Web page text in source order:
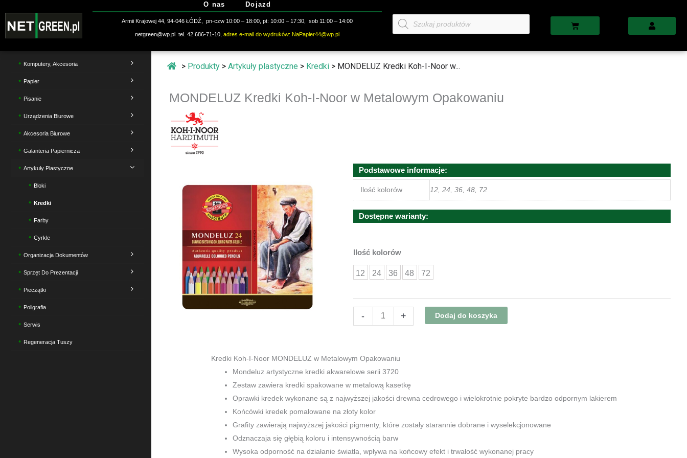
do
treści
O nas Dojazd
Armii Krajowej 44, 94-046 ŁÓDŹ, pn-czw 10:00 – 18:00, pt: 10:00 – 17:30, sob 11:00 – 14:00
netgreen@wp.pl tel. 42 686-71-10,adres e-mail do wydruków: NaPapier44@wp.pl
Wyszukiwarka
produktów
Cart
Komputery, Akcesoria
Papier
Pisanie
Urządzenia Biurowe
Akcesoria Biurowe
Galanteria Papiernicza
Artykuły Plastyczne
Bloki
Kredki
Farby
Cyrkle
Organizacja Dokumentów
Sprzęt Do Prezentacji
Pieczątki
Poligrafia
Serwis
Regeneracja Tuszy
> Produkty > Artykuły plastyczne > Kredki > MONDELUZ Kredki Koh-I-Noor w...
MONDELUZ Kredki Koh-I-Noor w Metalowym Opakowaniu
Podstawowe informacje:
Ilość kolorów 12, 24, 36, 48, 72
Dostępne warianty:
Ilość kolorów
12 24 36 48 72
-
ilość
MONDELUZ
Kredki
Noor
Opakowaniu
+ Dodaj do koszyka
Kredki Koh-I-Noor MONDELUZ w Metalowym Opakowaniu
Mondeluz artystyczne kredki akwarelowe serii 3720
Zestaw zawiera kredki spakowane w metalową kasetkę
Oprawki kredek wykonane są z najwyższej jakości drewna cedrowego i wielokrotnie pokryte bardzo odpornym lakierem
Końcówki kredek pomalowane na złoty kolor
Grafity zawierają najwyższej jakości pigmenty, które zostały starannie dobrane i wyselekcjonowane
Odznaczaja się głębią koloru i intensywnością barw
Wysoka odporność na działanie światła, wpływa na końcowy efekt i trwałość wykonanej pracy